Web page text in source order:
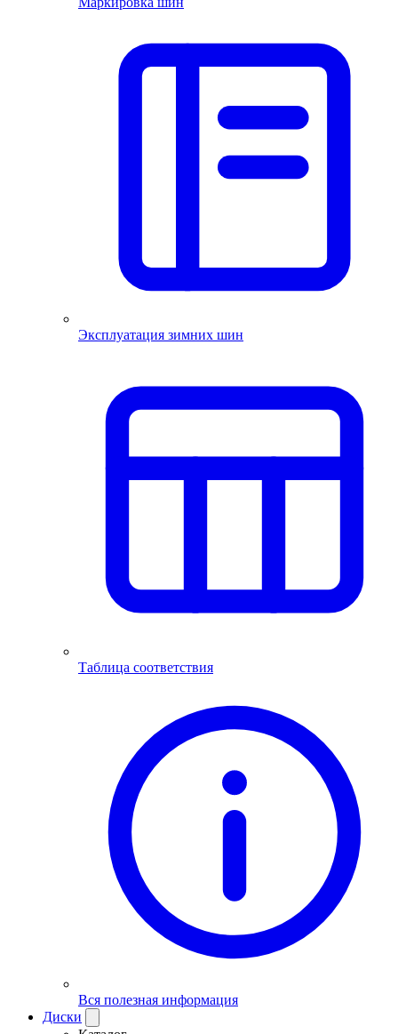
Эксплуатация зимних шин
Таблица соответствия
Вся полезная информация
Диски